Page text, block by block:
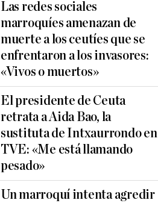
Las redes sociales
marroquíes amenazan de
muerte a los ceutíes que se
enfrentaron a los invasores:
«Vivos o muertos»
El presidente de Ceuta
retrata a Aida Bao, la
sustituta de Intxaurrondo en
TVE: «Me está llamando
pesado»
Un marroquí intenta agredir